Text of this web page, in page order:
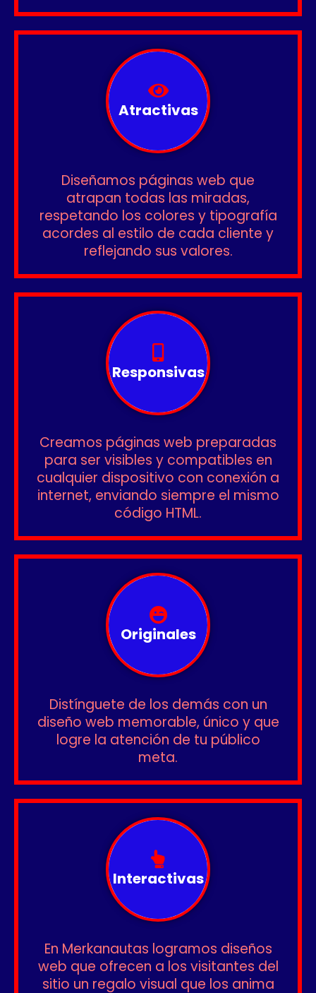
Atractivas
Diseñamos páginas web que
atrapan todas las miradas,
respetando los colores y tipografía
acordes al estilo de cada cliente y
reflejando sus valores.
Responsivas
Creamos páginas web preparadas
para ser visibles y compatibles en
cualquier dispositivo con conexión a
internet, enviando siempre el mismo
código HTML.
Originales
Distínguete de los demás con un
diseño web memorable, único y que
logre la atención de tu público
meta.
Interactivas
En Merkanautas logramos diseños
web que ofrecen a los visitantes del
sitio un regalo visual que los anima